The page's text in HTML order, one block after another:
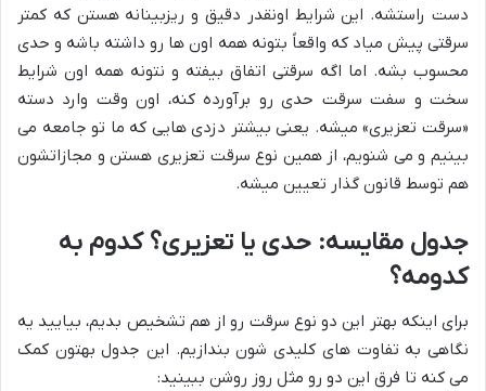
دست راستشه. این شرایط اونقدر دقیق و ریزبینانه هستن که کمتر
سرقتی پیش میاد که واقعاً بتونه همه اون ها رو داشته باشه و حدی
محسوب بشه. اما اگه سرقتی اتفاق بیفته و نتونه همه اون شرایط
سخت و سفت سرقت حدی رو برآورده کنه، اون وقت وارد دسته
«سرقت تعزیری» میشه. یعنی بیشتر دزدی هایی که ما تو جامعه می
بینیم و می شنویم، از همین نوع سرقت تعزیری هستن و مجازاتشون
هم توسط قانون گذار تعیین میشه.
جدول مقایسه: حدی یا تعزیری؟ کدوم به
کدومه؟
برای اینکه بهتر این دو نوع سرقت رو از هم تشخیص بدیم، بیایید یه
نگاهی به تفاوت های کلیدی شون بندازیم. این جدول بهتون کمک
می کنه تا فرق این دو رو مثل روز روشن ببینید: